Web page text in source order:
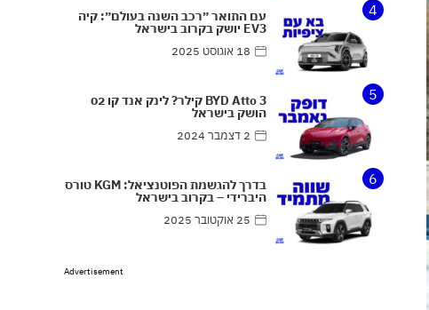
4 עם התואר ״רכב השנה בעולם״: קיה
EV3 יושק בקרוב בישראל
18 אוגוסט 2025
5 BYD Atto 3 קילר? לינק אנד קו 02
הושק בישראל
2 דצמבר 2024
6 בדרך להגשמת הפוטנציאל: KGM טורס
היברידי – בקרוב בישראל
25 אוקטובר 2025
Advertisement